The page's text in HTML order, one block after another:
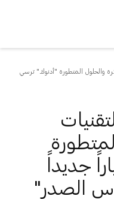
والحلول المتطورة "أدنوك" ترسي
جديداً
الصدر"